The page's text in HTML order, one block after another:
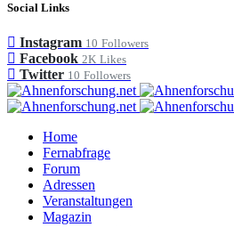
Social Links
Instagram 10 Followers
Facebook 2K Likes
Twitter 10 Followers
Home
Fernabfrage
Forum
Adressen
Veranstaltungen
Magazin